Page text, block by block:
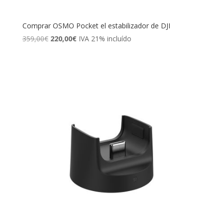
Comprar OSMO Pocket el estabilizador de DJI
359,00€ El
220,00€ElIVA 21% incluído